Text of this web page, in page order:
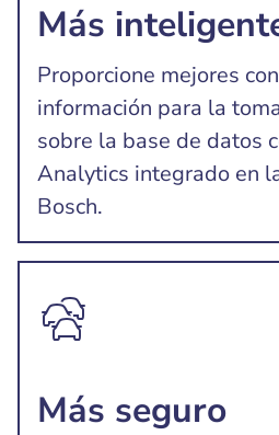
Más
Proporcione mejores
información para la
sobre la base de datos
Analytics integrado en
Bosch.
Más seguro